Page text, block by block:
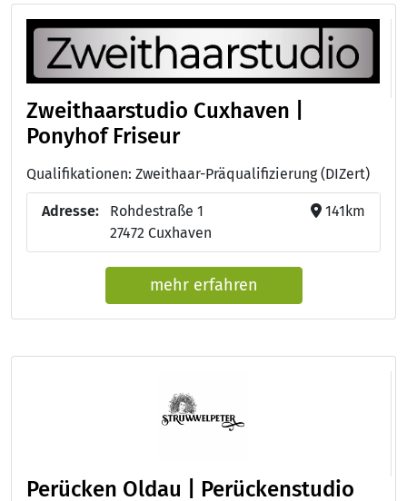
Zweithaarstudio Cuxhaven |
Ponyhof Friseur
Qualifikationen: Zweithaar-Präqualifizierung (DIZert)
Adresse:
Rohdestraße 1
27472 Cuxhaven
141km
mehr erfahren
Perücken Oldau | Perückenstudio